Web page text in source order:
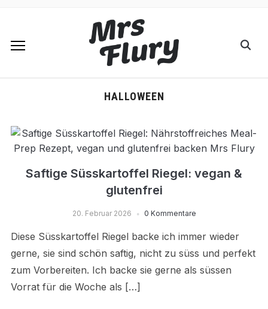
HALLOWEEN
Saftige Süsskartoffel Riegel: vegan &
glutenfrei
20. Februar 2026 0 Kommentare
Diese Süsskartoffel Riegel backe ich immer wieder
gerne, sie sind schön saftig, nicht zu süss und perfekt
zum Vorbereiten. Ich backe sie gerne als süssen
Vorrat für die Woche als […]